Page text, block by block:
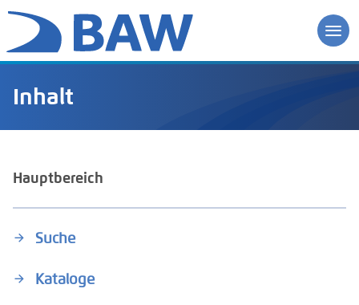
Inhalt
Hauptbereich
Suche
Kataloge